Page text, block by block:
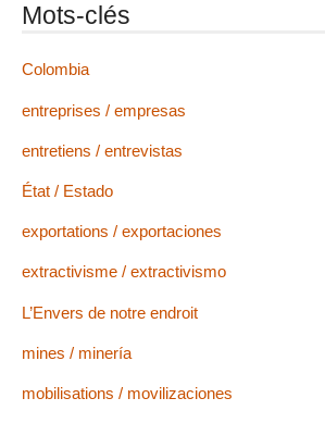
Mots-clés
Colombia
entreprises / empresas
entretiens / entrevistas
État / Estado
exportations / exportaciones
extractivisme / extractivismo
L’Envers de notre endroit
mines / minería
mobilisations / movilizaciones